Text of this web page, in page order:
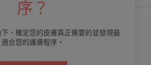
序？
，確定您的皮膚真正需要的並發現最
適合您的護膚程序。